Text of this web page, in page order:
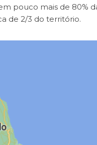
pouco mais de 80%
de 2/3 do território.